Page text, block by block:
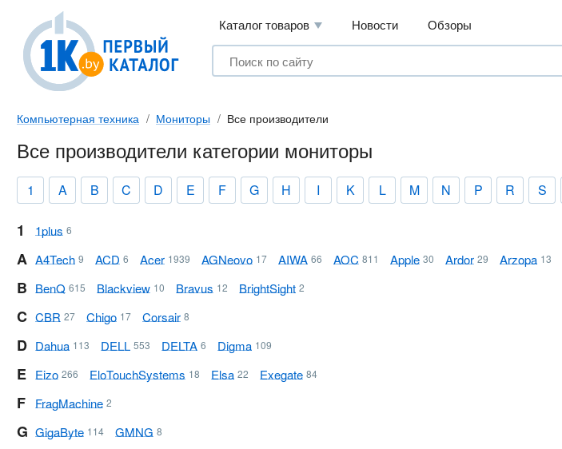
Каталог товаров Новости Обзоры
Компьютерная техника Мониторы Все производители
Все производители категории мониторы
1 A B C D E F G H I K L M N P R S
1 1plus 6
A A4Tech 9 ACD 6 Acer 1939 AG Neovo 17 AIWA 66 AOC 811 Apple 30 Ardor 29 Arzopa 13
B BenQ 615 Blackview 10 Bravus 12 BrightSight 2
C CBR 27 Chigo 17 Corsair 8
D Dahua 113 DELL 553 DELTA 6 Digma 109
E Eizo 266 Elo TouchSystems 18 Elsa 22 Exegate 84
F FragMachine 2
G GigaByte 114 GMNG 8